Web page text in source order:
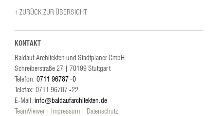
↑ ZURÜCK ZUR ÜBERSICHT
KONTAKT
Baldauf Architekten und Stadtplaner GmbH
Schreiberstraße 27| 70199Stuttgart
Telefon: 0711 96787 -0
Telefax: 0711 96787 -22
E-Mail: info@baldaufarchitekten.de
TeamViewer
Impressum Datenschutz